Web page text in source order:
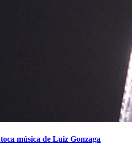
música de Luiz Gonzaga